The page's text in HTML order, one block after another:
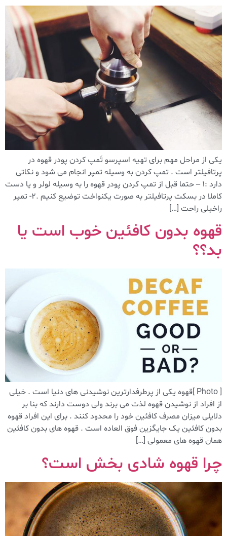
یکی از مراحل مهم برای تهیه اسپرسو تَمپ کردن پودر قهوه در
پرتافیلتر است . تمپ کردن به وسیله تمپر انجام می شود و نکاتی
دارد :۱ – حتما قبل از تمپ کردن پودر قهوه را به وسیله لولر و یا دست
کاملا در بسکت پرتافیلتر به صورت یکنواخت توضیع کنیم .۲- تمپر
راخیلی راحت […]
قهوه بدون کافئین خوب است یا
بد؟؟
[ Photo ]قهوه یکی از پرطرفدارترین نوشیدنی های دنیا است . خیلی
از افراد از نوشیدن قهوه لذت می برند ولی دوست دارند که بنا بر
دلایلی میزان مصرف کافئین خود را محدود کنند . برای این افراد قهوه
بدون کافئین یک جایگزین فوق العاده است . قهوه های بدون کافئین
همان قهوه های معمولی […]
چرا قهوه شادی بخش است؟